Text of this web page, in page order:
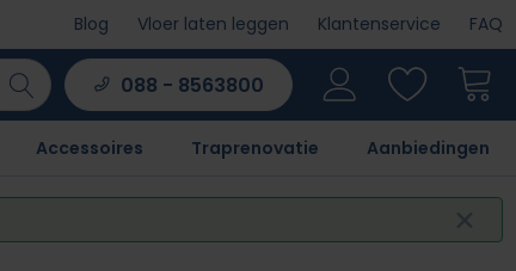
Blog Vloer laten leggen Klantenservice FAQ
088 - 8563800
Accessoires Traprenovatie Aanbiedingen